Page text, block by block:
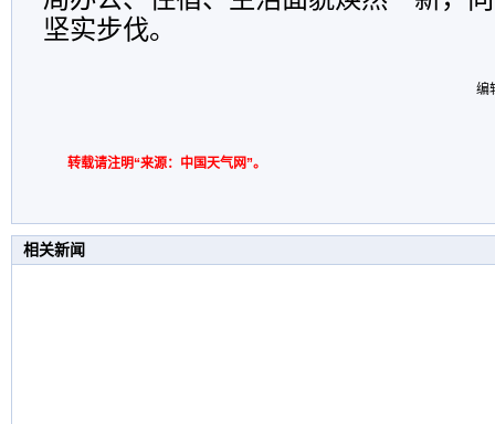
坚实步伐。
编
转载请注明“来源：中国天气网”。
相关新闻